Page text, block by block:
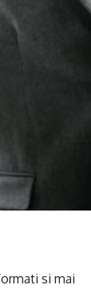
si mai